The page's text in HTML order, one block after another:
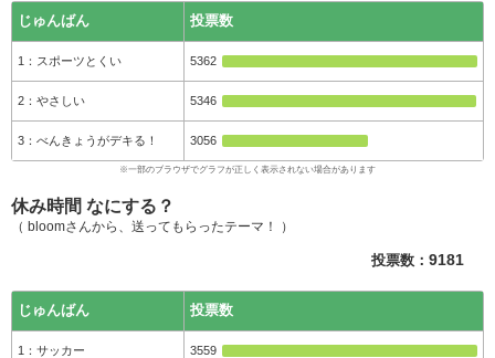
じゅんばん 投票数
スポーツとくい 5362
やさしい 5346
べんきょうがデキる！ 3056
休み時間 なにする？
（ bloomさんから、送ってもらったテーマ！ ）
投票数： 9181
じゅんばん 投票数
サッカー 3559